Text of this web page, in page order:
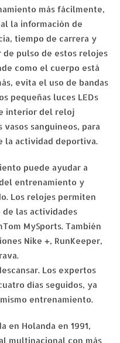
más fácilmente,
la información de
tiempo de carrera y
de pulso de estos relojes
como el cuerpo está
evita el uso de bandas
pequeñas luces LEDs
interior del reloj
sanguíneos, para
la actividad deportiva.
puede ayudar a
entrenamiento y
Los relojes permiten
las actividades
MySports. También
Nike +, RunKeeper,
Los expertos
días seguidos, ya
entrenamiento.
en Holanda en 1991,
multinacional con más